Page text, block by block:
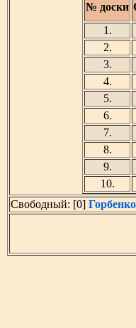
№ доски
1.
2.
3.
4.
5.
6.
7.
8.
9.
10.
Свободный: [0]